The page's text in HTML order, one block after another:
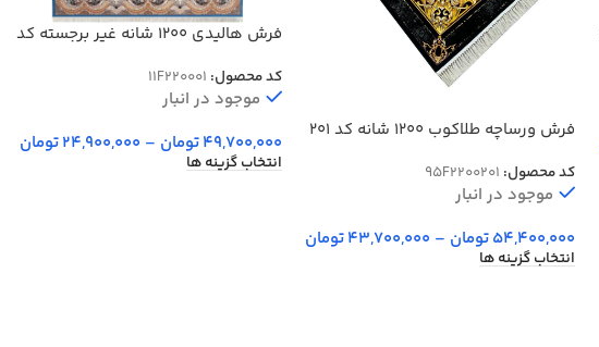
فرش ورساچه طلاکوب 1200 شانه کد 201
کد محصول: 95F2200201
موجود در انبار
54,400,000تومان –
43,700,000تومان
انتخاب گزینه ها
فرش هالیدی 1200 شانه غیر برجسته کد
کد محصول: 11F220001
موجود در انبار
49,700,000تومان –
24,900,000تومان
انتخاب گزینه ها